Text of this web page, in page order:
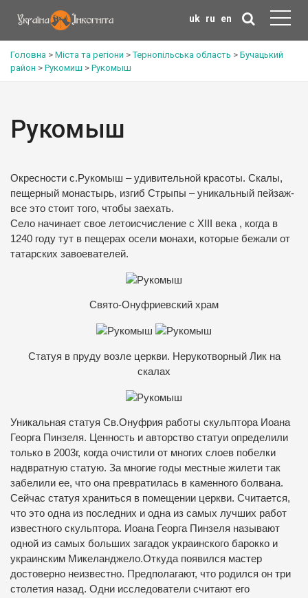
uk ru en
Головна > Міста та регіони >Тернопільська область > Бучацький
район > Рукомиш > Рукомыш
Рукомыш
Окресности с.Рукомыш – удивительной красоты. Скалы,
пещерный монастырь, изгиб Стрыпы – уникальный пейзаж-
все это стоит того, чтобы заехать.
Село начинает свое летоисчисление с XІІІ века , когда в
1240 году тут в пещерах осели монахи, которые бежали от
татарских завоевателей.
Свято-Онуфриевский храм
Статуя в пруду возле церкви. Нерукотворный Лик на
скалах
Уникальная статуя Св.Онуфрия работы скульптора Иоана
Георга Пинзеля. Ценность и авторство статуи определили
только в 2003г, когда очистили от многих слоев побелки
надвратную статую. За многие годы местные жилети так
забелили ее, что она превратилась в каменного болвана.
Сейчас статуя храниться в помещении церкви. Считается,
что это одна из последних и одна из самых лучших работ
известного скульптора. Иоана Георга Пинзеля называют
одной из самых больших загадок украинского барокко и
украинским Микеланджело.Откуда появился мастер
достоверно неизвестно. Предполагают, что родился он три
столетия назад. Одни исследователи считают его